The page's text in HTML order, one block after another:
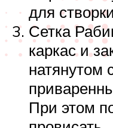
для
Сетка
каркас и
натянутом
При этом